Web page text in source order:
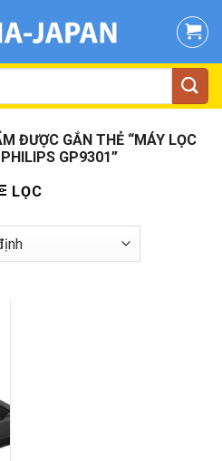
ĐƯỢC GẮN THẺ “MÁY LỌC
GP9301”
LỌC